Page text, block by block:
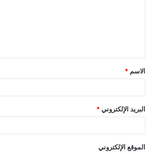
ق
*
الاسم *
البريد الإلكتروني *
الموقع الإلكتروني